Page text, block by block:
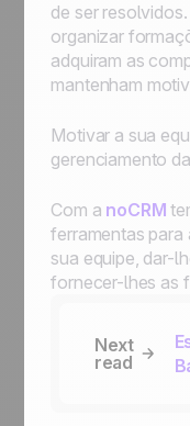
de ser
organizar
adquiram as
mantenham
Motivar a sua
gerenciamento
Com a noCRM
ferramentas
sua equipe, dar-
fornecer-lhes as
Next
read